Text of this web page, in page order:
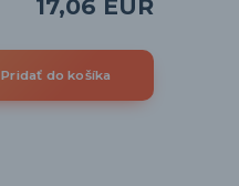
17,06 EUR
Pridať do košíka